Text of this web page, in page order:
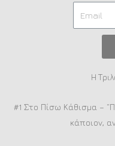
Η
#1 Στο Πίσω Κάθισμα –
κάποιον,